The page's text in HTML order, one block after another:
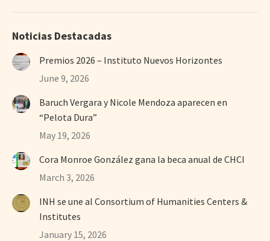
Noticias Destacadas
Premios 2026 – Instituto Nuevos Horizontes
June 9, 2026
Baruch Vergara y Nicole Mendoza aparecen en
“Pelota Dura”
May 19, 2026
Cora Monroe González gana la beca anual de CHCI
March 3, 2026
INH se une al Consortium of Humanities Centers &
Institutes
January 15, 2026